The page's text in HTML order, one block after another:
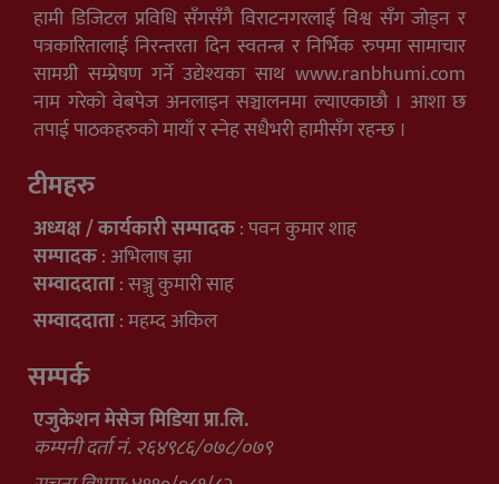
हामी डिजिटल प्रविधि सँगसँगै विराटनगरलाई विश्व सँग जोड्न र
पत्रकारितालाई निरन्तरता दिन स्वतन्त्र र निर्भिक रुपमा सामाचार
सामग्री सम्प्रेषण गर्ने उद्येश्यका साथ www.ranbhumi.com
नाम गरेको वेबपेज अनलाइन सञ्चालनमा ल्याएकाछौ । आशा छ
तपाई पाठकहरुको मायाँ र स्नेह सधैभरी हामीसँग रहन्छ ।
टीमहरु
अध्यक्ष / कार्यकारी सम्पादक: पवन कुमार शाह
सम्पादक: अभिलाष झा
सम्वाददाता: सञ्जु कुमारी साह
सम्वाददाता: महम्द अकिल
सम्पर्क
एजुकेशन मेसेज मिडिया प्रा.लि.
कम्पनी दर्ता नं. २६४९८६/०७८/०७९